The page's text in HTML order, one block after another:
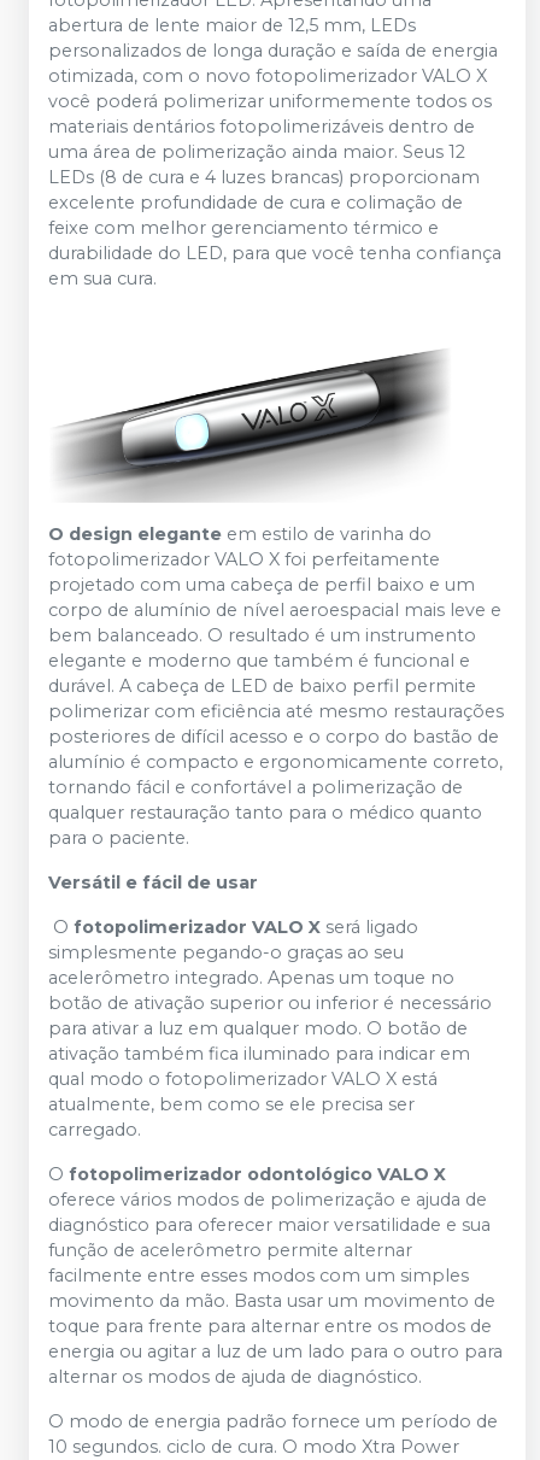
abertura de lente maior de 12,5 mm, LEDs
personalizados de longa duração e saída de energia
otimizada, com o novo fotopolimerizador VALO X
você poderá polimerizar uniformemente todos os
materiais dentários fotopolimerizáveis ​​dentro de
uma área de polimerização ainda maior. Seus 12
LEDs (8 de cura e 4 luzes brancas) proporcionam
excelente profundidade de cura e colimação de
feixe com melhor gerenciamento térmico e
durabilidade do LED, para que você tenha confiança
em sua cura.
O design elegante em estilo de varinha do
fotopolimerizador VALO X foi perfeitamente
projetado com uma cabeça de perfil baixo e um
corpo de alumínio de nível aeroespacial mais leve e
bem balanceado. O resultado é um instrumento
elegante e moderno que também é funcional e
durável. A cabeça de LED de baixo perfil permite
polimerizar com eficiência até mesmo restaurações
posteriores de difícil acesso e o corpo do bastão de
alumínio é compacto e ergonomicamente correto,
tornando fácil e confortável a polimerização de
qualquer restauração tanto para o médico quanto
para o paciente.
Versátil e fácil de usar
O fotopolimerizador VALO X será ligado
simplesmente pegando-o graças ao seu
acelerômetro integrado. Apenas um toque no
botão de ativação superior ou inferior é necessário
para ativar a luz em qualquer modo. O botão de
ativação também fica iluminado para indicar em
qual modo o fotopolimerizador VALO X está
atualmente, bem como se ele precisa ser
carregado.
O fotopolimerizador odontológico VALO X
oferece vários modos de polimerização e ajuda de
diagnóstico para oferecer maior versatilidade e sua
função de acelerômetro permite alternar
facilmente entre esses modos com um simples
movimento da mão. Basta usar um movimento de
toque para frente para alternar entre os modos de
energia ou agitar a luz de um lado para o outro para
alternar os modos de ajuda de diagnóstico.
O modo de energia padrão fornece um período de
10 segundos. ciclo de cura. O modo Xtra Power